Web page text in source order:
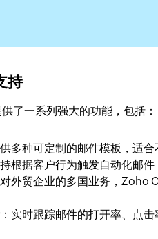
持
了一系列强大的功能，包括：
供多种可定制的邮件模板，适合
持根据客户行为触发自动化邮
外贸企业的多国业务，Zoho
：实时跟踪邮件的打开率、点击